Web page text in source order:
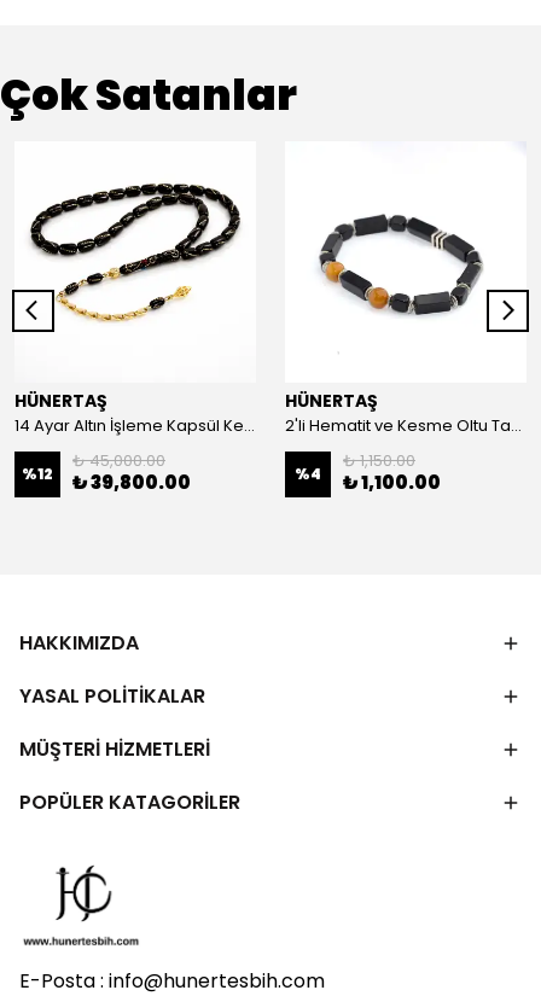
Çok Satanlar
HÜNERTAŞ
14 Ayar Altın İşleme Kapsül Kesim Oltu Taşı Tespih
%12
₺ 45,000.00
₺ 39,800.00
HÜNERTAŞ
2'li Hematit ve Kesme Oltu Taşı Bileklik
%4
₺ 1,150.00
₺ 1,100.00
HAKKIMIZDA
YASAL POLİTİKALAR
MÜŞTERİ HİZMETLERİ
POPÜLER KATAGORİLER
E-Posta : info@hunertesbih.com